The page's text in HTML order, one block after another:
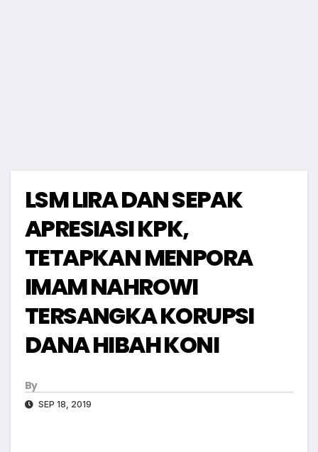
LSM LIRA DAN SEPAK
APRESIASI KPK,
TETAPKAN MENPORA
IMAM NAHROWI
TERSANGKA KORUPSI
DANA HIBAH KONI
By
SEP 18, 2019